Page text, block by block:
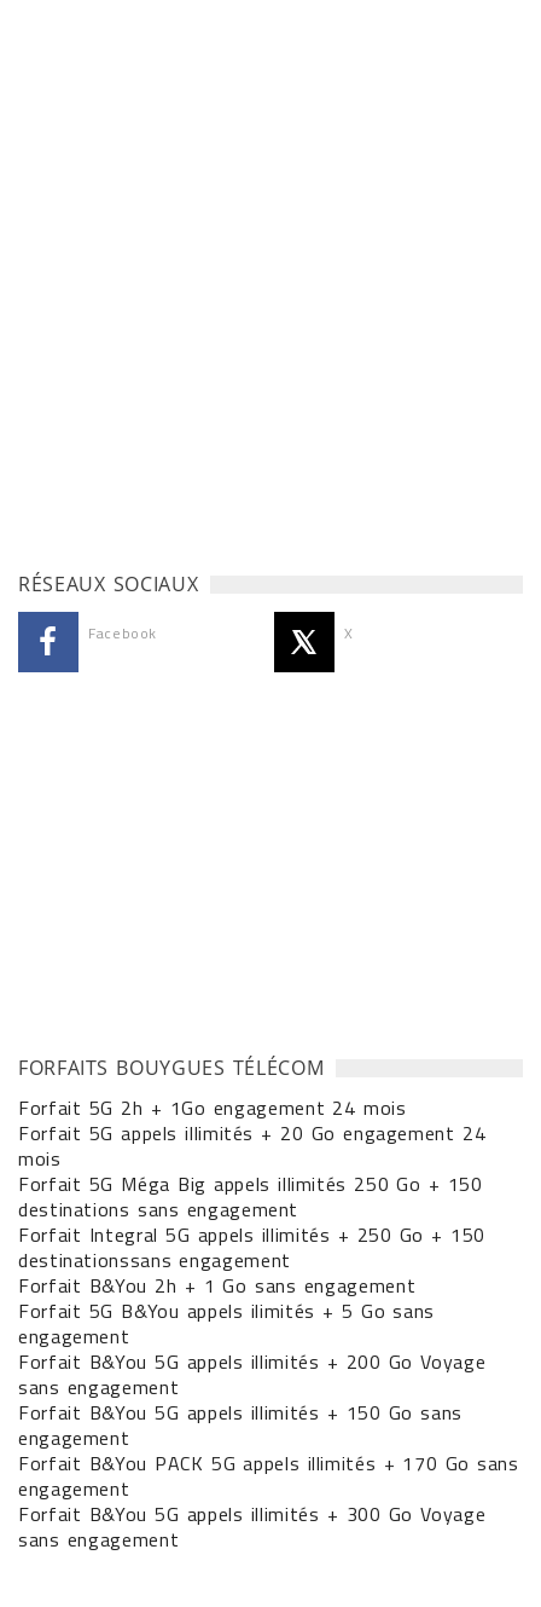
RÉSEAUX SOCIAUX
Facebook X
FORFAITS BOUYGUES TÉLÉCOM
Forfait 5G 2h + 1Go engagement 24 mois
Forfait 5G appels illimités + 20 Go engagement 24
mois
Forfait 5G Méga Big appels illimités 250 Go + 150
destinations sans engagement
Forfait Integral 5G appels illimités + 250 Go + 150
destinationssans engagement
Forfait B&You 2h + 1 Go sans engagement
Forfait 5G B&You appels ilimités + 5 Go sans
engagement
Forfait B&You 5G appels illimités + 200 Go Voyage
sans engagement
Forfait B&You 5G appels illimités + 150 Go sans
engagement
Forfait B&You PACK 5G appels illimités + 170 Go sans
engagement
Forfait B&You 5G appels illimités + 300 Go Voyage
sans engagement